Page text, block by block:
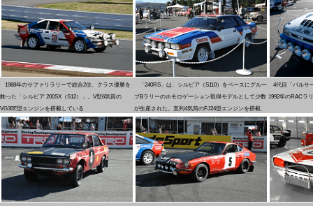
1988年のサファリラリーで総合2位、クラス優勝を
飾った「シルビア 200SX（S12）」。V型6気筒の
VG30E型エンジンを搭載している
「240RS」は、シルビア（S110）をベースにグルー
プBラリーのホモロゲーション取得モデルとして少数
が生産された。直列4気筒のFJ24型エンジンを搭載
4代目「パルサ
1992年のRACラ